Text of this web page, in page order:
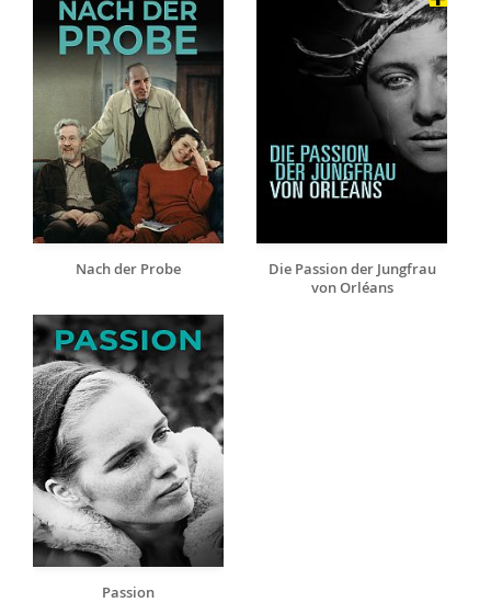
Nach der Probe
Die Passion der Jungfrau
von Orléans
Passion